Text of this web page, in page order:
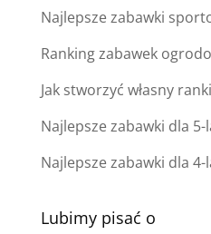
Najlepsze zabawki
Ranking zabawek
Jak stworzyć własny
Najlepsze zabawki dla 5-
Najlepsze zabawki dla 4-
Lubimy pisać o